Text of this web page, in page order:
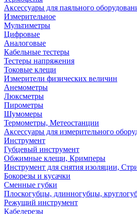
Аксессуары для паяльного
Измерительное
Мультиметры
Цифровые
Аналоговые
Кабельные тестеры
Тестеры напряжения
Токовые клещи
Измерители физических величин
Анемометры
Люксметры
Пирометры
Шумомеры
Термометры, Метеостанции
Аксессуары для измерительного
Инструмент
Губцевый инструмент
Обжимные клещи, Кримперы
Инструмент для снятия изоляции,
Бокорезы и кусачки
Сменные губки
Плоскогубцы, длинногубцы,
Режущий инструмент
Кабелерезы